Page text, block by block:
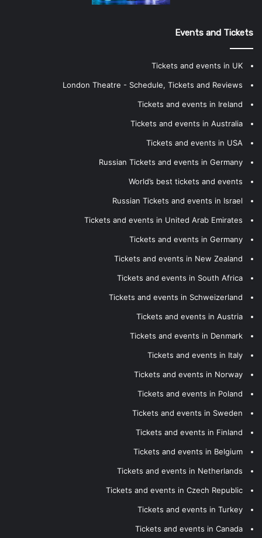
Events and Tickets
Tickets and events in UK
London Theatre - Schedule, Tickets and Reviews
Tickets and events in Ireland
Tickets and events in Australia
Tickets and events in USA
Russian Tickets and events in Germany
World’s best tickets and events
Russian Tickets and events in Israel
Tickets and events in United Arab Emirates
Tickets and events in Germany
Tickets and events in New Zealand
Tickets and events in South Africa
Tickets and events in Schweizerland
Tickets and events in Austria
Tickets and events in Denmark
Tickets and events in Italy
Tickets and events in Norway
Tickets and events in Poland
Tickets and events in Sweden
Tickets and events in Finland
Tickets and events in Belgium
Tickets and events in Netherlands
Tickets and events in Czech Republic
Tickets and events in Turkey
Tickets and events in Canada